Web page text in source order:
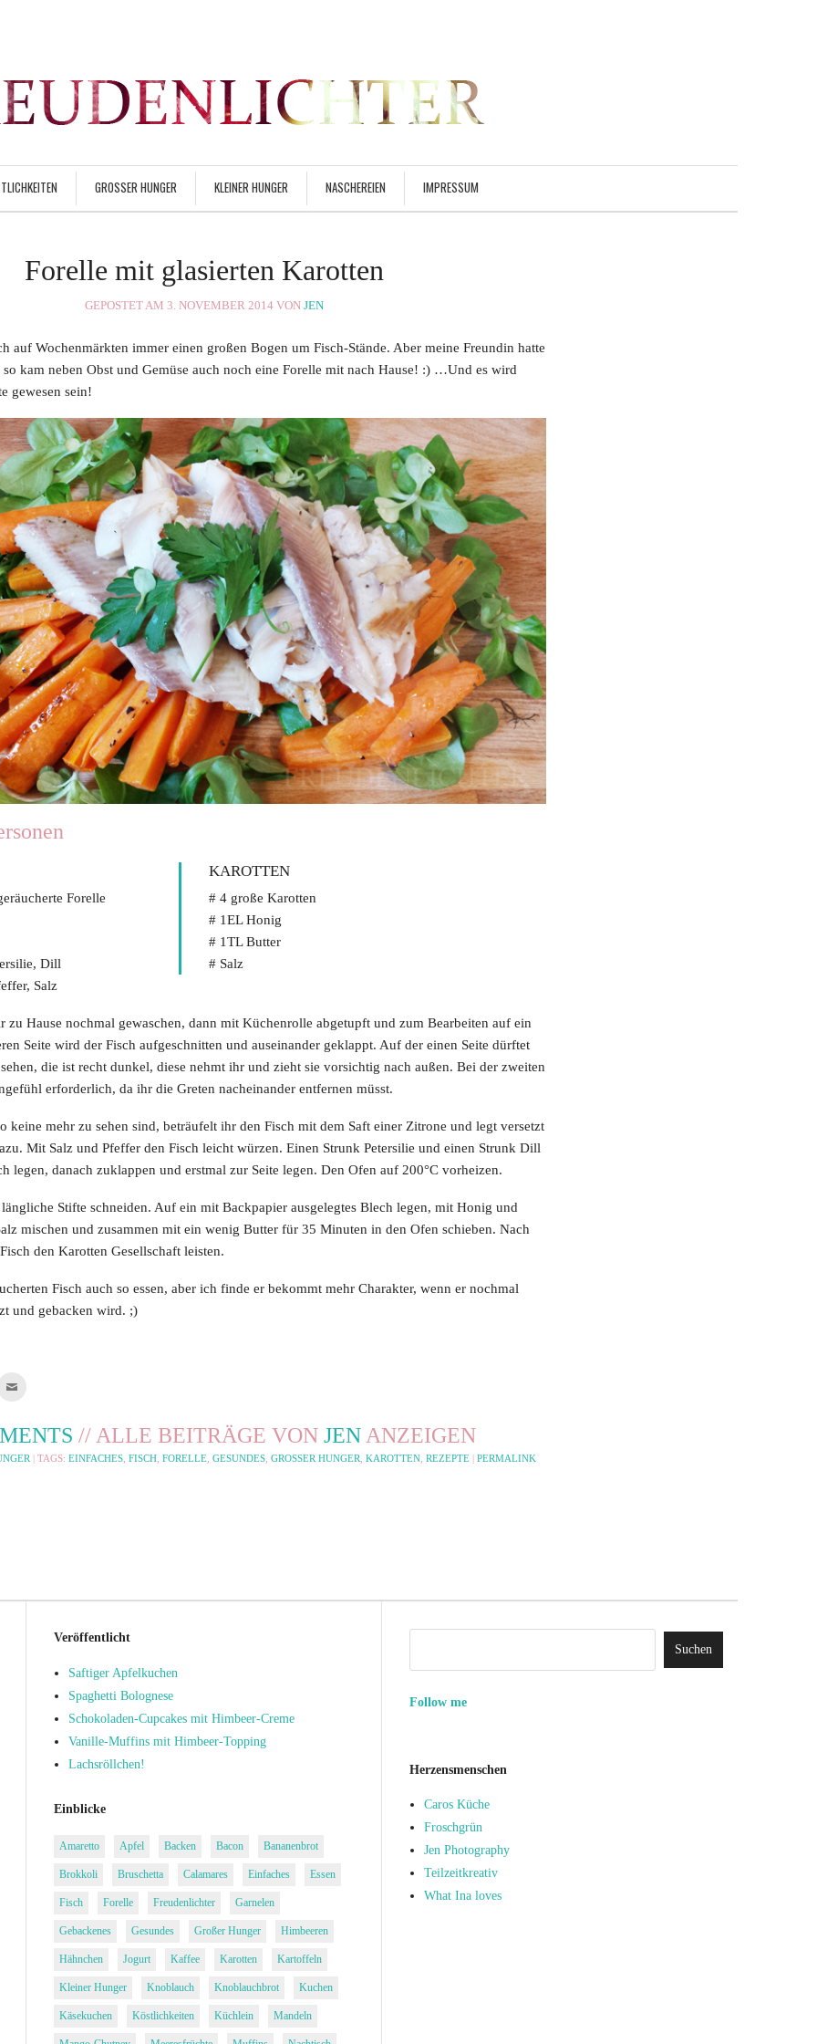
GROSSER HUNGER KLEINER HUNGER NASCHEREIEN IMPRESSUM
Forelle mit glasierten Karotten
GEPOSTET AM 3. NOVEMBER 2014 VON JEN
auf Wochenmärkten immer einen großen Bogen um Fisch-Stände. Aber meine Freundin hatte
kam neben Obst und Gemüse auch noch eine Forelle mit nach Hause! :) …Und es wird
gewesen sein!
Forelle
Dill
Salz
KAROTTEN
# 4 große Karotten
# 1EL Honig
# 1TL Butter
# Salz
zu Hause nochmal gewaschen, dann mit Küchenrolle abgetupft und zum Bearbeiten auf ein
Seite wird der Fisch aufgeschnitten und auseinander geklappt. Auf der einen Seite dürftet
die ist recht dunkel, diese nehmt ihr und zieht sie vorsichtig nach außen. Bei der zweiten
erforderlich, da ihr die Greten nacheinander entfernen müsst.
keine mehr zu sehen sind, beträufelt ihr den Fisch mit dem Saft einer Zitrone und legt versetzt
Mit Salz und Pfeffer den Fisch leicht würzen. Einen Strunk Petersilie und einen Strunk Dill
legen, danach zuklappen und erstmal zur Seite legen. Den Ofen auf 200°C vorheizen.
Stifte schneiden. Auf ein mit Backpapier ausgelegtes Blech legen, mit Honig und
mischen und zusammen mit ein wenig Butter für 35 Minuten in den Ofen schieben. Nach
den Karotten Gesellschaft leisten.
Fisch auch so essen, aber ich finde er bekommt mehr Charakter, wenn er nochmal
und gebacken wird. ;)
Freund
via
Mail
// ALLE BEITRÄGE VON JENANZEIGEN
| TAGS: EINFACHES, FISCH, FORELLE, GESUNDES, GROSSER HUNGER KAROTTEN, REZEPTE| PERMALINK
Veröffentlicht
Saftiger Apfelkuchen
Spaghetti Bolognese
Schokoladen-Cupcakes mit Himbeer-Creme
Vanille-Muffins mit Himbeer-Topping
Lachsröllchen!
Einblicke
Amaretto Apfel Backen Bacon Bananenbrot
Brokkoli Bruschetta Calamares Einfaches Essen
Fisch Forelle Freudenlichter Garnelen
Gebackenes Gesundes Großer Hunger Himbeeren
Hähnchen Jogurt Kaffee Karotten Kartoffeln
Kleiner Hunger Knoblauch Knoblauchbrot Kuchen
Käsekuchen Köstlichkeiten Küchlein Mandeln
Follow me
Herzensmenschen
Caros Küche
Froschgrün
Jen Photography
Teilzeitkreativ
What Ina loves